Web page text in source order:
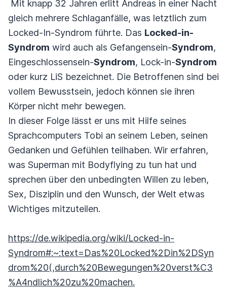
Mit knapp 32 Jahren erlitt Andreas in einer Nacht
gleich mehrere Schlaganfälle, was letztlich zum
Locked-In-Syndrom führte. Das Locked-in-
Syndrom wird auch als Gefangensein-Syndrom,
Eingeschlossensein-Syndrom, Lock-in-Syndrom
oder kurz LiS bezeichnet. Die Betroffenen sind bei
vollem Bewusstsein, jedoch können sie ihren
Körper nicht mehr bewegen.
In dieser Folge lässt er uns mit Hilfe seines
Sprachcomputers Tobi an seinem Leben, seinen
Gedanken und Gefühlen teilhaben. Wir erfahren,
was Superman mit Bodyflying zu tun hat und
sprechen über den unbedingten Willen zu leben,
Sex, Disziplin und den Wunsch, der Welt etwas
Wichtiges mitzuteilen.
https://de.wikipedia.org/wiki/Locked-in-
Syndrom#:~:text=Das%20Locked%2Din%2DSyn
drom%20(,durch%20Bewegungen%20verst%C3
%A4ndlich%20zu%20machen.